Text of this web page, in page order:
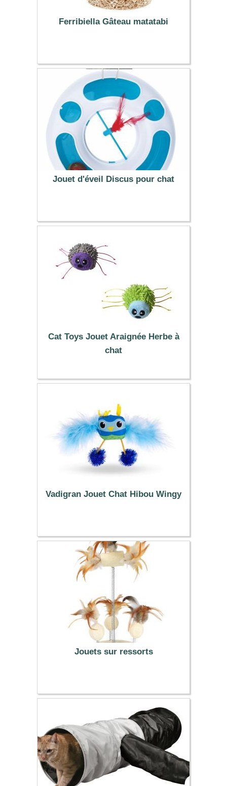
Ferribiella Gâteau matatabi
6.99 €
Jouet d'éveil Discus pour chat
9.90 €
Cat Toys Jouet Araignée Herbe à
chat
4.99 €
Vadigran Jouet Chat Hibou Wingy
3.99 €
Jouets sur ressorts
8.99 €